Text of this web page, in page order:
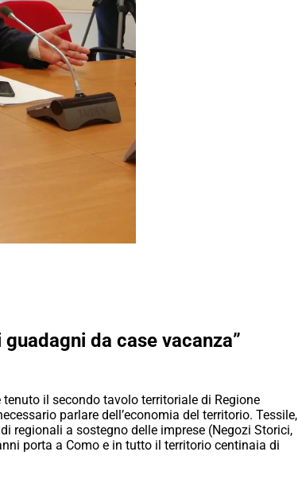
da case vacanza”
il secondo tavolo territoriale di Regione
parlare dell’economia del territorio. Tessile,
regionali a sostegno delle imprese (Negozi Storici,
porta a Como e in tutto il territorio centinaia di